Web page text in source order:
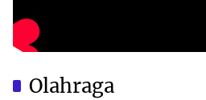
Olahraga